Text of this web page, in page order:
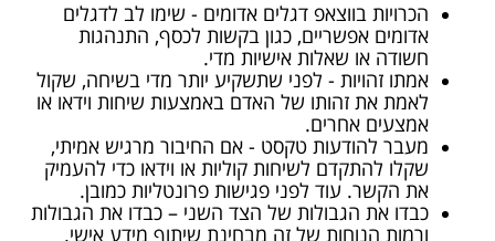
הכרויות בווצאפ דגלים אדומים - שימו לב לדגלים
אדומים אפשריים, כגון בקשות לכסף, התנהגות
חשודה או שאלות אישיות מדי.
אמתו זהויות - לפני שתשקיע יותר מדי בשיחה, שקול
לאמת את זהותו של האדם באמצעות שיחות וידאו או
אמצעים אחרים.
מעבר להודעות טקסט - אם החיבור מרגיש אמיתי,
שקלו להתקדם לשיחות קוליות או וידאו כדי להעמיק
את הקשר. עוד לפני פגישות פרונטליות כמובן.
כבדו את הגבולות של הצד השני – כבדו את הגבולות
ורמות הנוחות של זה מבחינת שיתוף מידע אישי.